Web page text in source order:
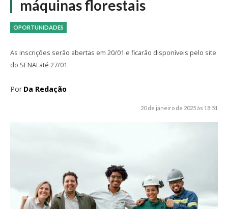
máquinas florestais
OPORTUNIDADES
As inscrições serão abertas em 20/01 e ficarão disponíveis pelo site
do SENAI até 27/01
Por Da Redação
20 de janeiro de 2025 às 18:51